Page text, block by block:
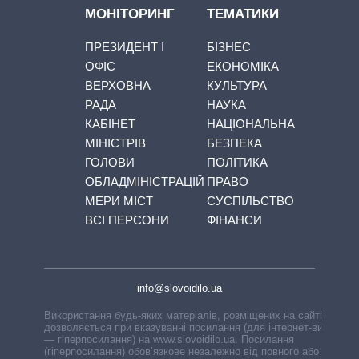
МОНІТОРИНГ
ПРЕЗИДЕНТ І
ОФІС
ВЕРХОВНА
РАДА
КАБІНЕТ
МІНІСТРІВ
ГОЛОВИ
ОБЛАДМІНІСТРАЦІЙ
МЕРИ МІСТ
ВСІ ПЕРСОНИ
ТЕМАТИКИ
БІЗНЕС
ЕКОНОМІКА
КУЛЬТУРА
НАУКА
НАЦІОНАЛЬНА
БЕЗПЕКА
ПОЛІТИКА
ПРАВО
СУСПІЛЬСТВО
ФІНАНСИ
info@slovoidilo.ua
Використання будь-яких матеріалів, розміщених на сайті,
дозволяється при вказуванні посилання (для інтернет-видань
— гіперпосилання) на www.slovoidilo.ua. Посилання
(гіперпосилання) обов’язкове незалежно від повного або